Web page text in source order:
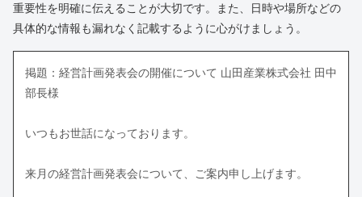
重要性を明確に伝えることが大切です。また、日時や場所などの
具体的な情報も漏れなく記載するように心がけましょう。
掲題：経営計画発表会の開催について 山田産業株式会社 田中
部長様
いつもお世話になっております。
来月の経営計画発表会について、ご案内申し上げます。